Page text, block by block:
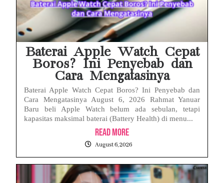
Baterai Apple Watch Cepat
Boros? Ini Penyebab dan
Cara Mengatasinya
Baterai Apple Watch Cepat Boros? Ini Penyebab dan
Cara Mengatasinya August 6, 2026 Rahmat Yanuar
Baru beli Apple Watch belum ada sebulan, tetapi
kapasitas maksimal baterai (Battery Health) di menu...
Read More
August 6, 2026